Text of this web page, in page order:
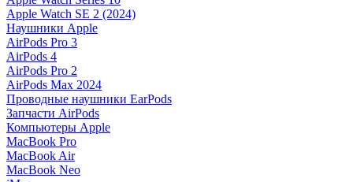
Apple Watch SE 2 (2024)
Наушники Apple
AirPods Pro 3
AirPods 4
AirPods Pro 2
AirPods Max 2024
Проводные наушники EarPods
Запчасти AirPods
Компьютеры Apple
MacBook Pro
MacBook Air
MacBook Neo